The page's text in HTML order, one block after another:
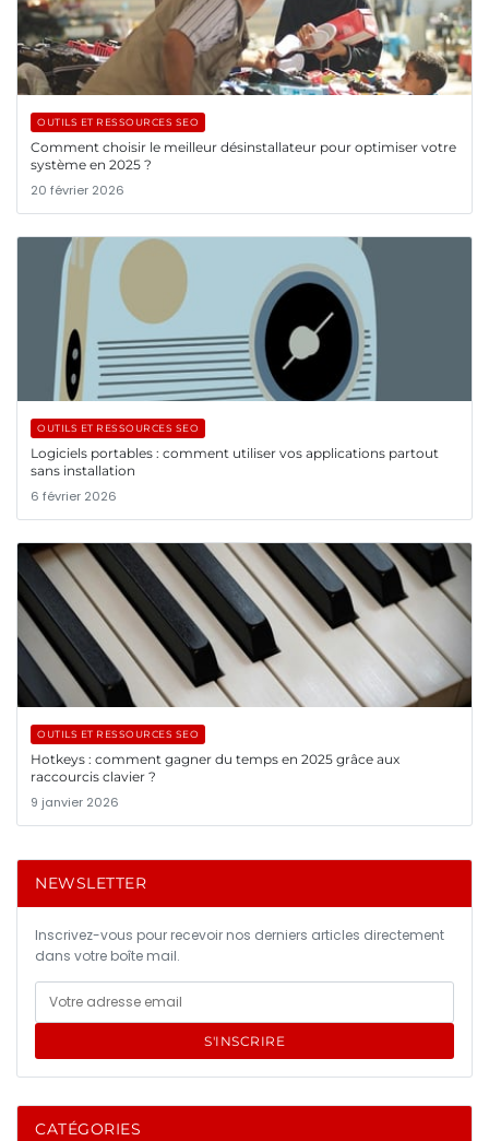
OUTILS ET RESSOURCES SEO
Comment choisir le meilleur désinstallateur pour optimiser votre
système en 2025 ?
20 février 2026
OUTILS ET RESSOURCES SEO
Logiciels portables : comment utiliser vos applications partout
sans installation
6 février 2026
OUTILS ET RESSOURCES SEO
Hotkeys : comment gagner du temps en 2025 grâce aux
raccourcis clavier ?
9 janvier 2026
NEWSLETTER
Inscrivez-vous pour recevoir nos derniers articles directement
dans votre boîte mail.
S'INSCRIRE
CATÉGORIES